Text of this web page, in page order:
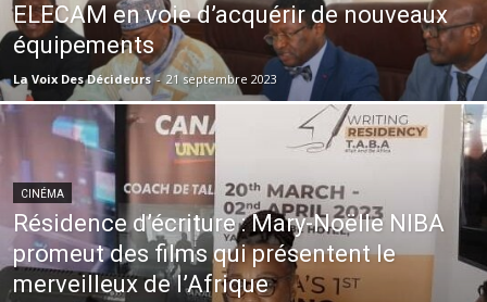
ELECAM en voie d’acquérir de nouveaux
équipements
La Voix Des Décideurs - 21 septembre 2023
CINÉMA
Résidence d’écriture : Mary-Noëlle NIBA
promeut des films qui présentent le
merveilleux de l’Afrique